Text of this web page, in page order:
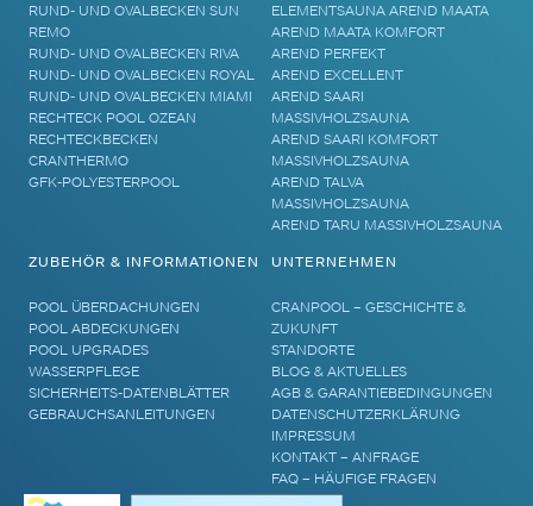
RUND- UND OVALBECKEN SUN
REMO
RUND- UND OVALBECKEN RIVA
RUND- UND OVALBECKEN ROYAL
RUND- UND OVALBECKEN MIAMI
RECHTECK POOL OZEAN
RECHTECKBECKEN
CRANTHERMO
GFK-POLYESTERPOOL
ELEMENTSAUNA AREND MAATA
AREND MAATA KOMFORT
AREND PERFEKT
AREND EXCELLENT
AREND SAARI
MASSIVHOLZSAUNA
AREND SAARI KOMFORT
MASSIVHOLZSAUNA
AREND TALVA
MASSIVHOLZSAUNA
AREND TARU MASSIVHOLZSAUNA
ZUBEHÖR & INFORMATIONEN
POOL ÜBERDACHUNGEN
POOL ABDECKUNGEN
POOL UPGRADES
WASSERPFLEGE
SICHERHEITS-DATENBLÄTTER
GEBRAUCHSANLEITUNGEN
UNTERNEHMEN
CRANPOOL – GESCHICHTE &
ZUKUNFT
STANDORTE
BLOG & AKTUELLES
AGB & GARANTIEBEDINGUNGEN
DATENSCHUTZERKLÄRUNG
IMPRESSUM
KONTAKT – ANFRAGE
FAQ – HÄUFIGE FRAGEN